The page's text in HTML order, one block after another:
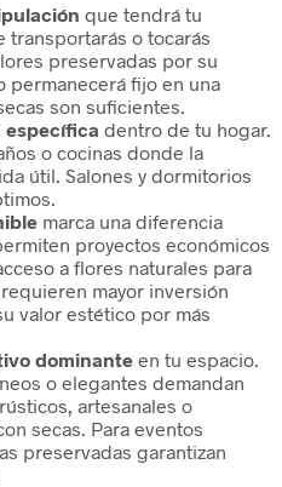
que tendrá tu
transportarás o tocarás
preservadas por su
permanecerá fijo en una
son suficientes.
específica dentro de tu hogar.
o cocinas donde la
útil. Salones y dormitorios
marca una diferencia
proyectos económicos
a flores naturales para
mayor inversión
valor estético por más
dominante en tu espacio.
o elegantes demandan
artesanales o
secas. Para eventos
preservadas garantizan